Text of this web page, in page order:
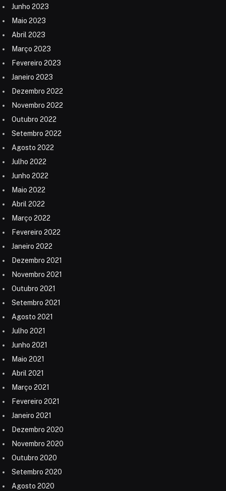
Junho 2023
Maio 2023
Abril 2023
Março 2023
Fevereiro 2023
Janeiro 2023
Dezembro 2022
Novembro 2022
Outubro 2022
Setembro 2022
Agosto 2022
Julho 2022
Junho 2022
Maio 2022
Abril 2022
Março 2022
Fevereiro 2022
Janeiro 2022
Dezembro 2021
Novembro 2021
Outubro 2021
Setembro 2021
Agosto 2021
Julho 2021
Junho 2021
Maio 2021
Abril 2021
Março 2021
Fevereiro 2021
Janeiro 2021
Dezembro 2020
Novembro 2020
Outubro 2020
Setembro 2020
Agosto 2020